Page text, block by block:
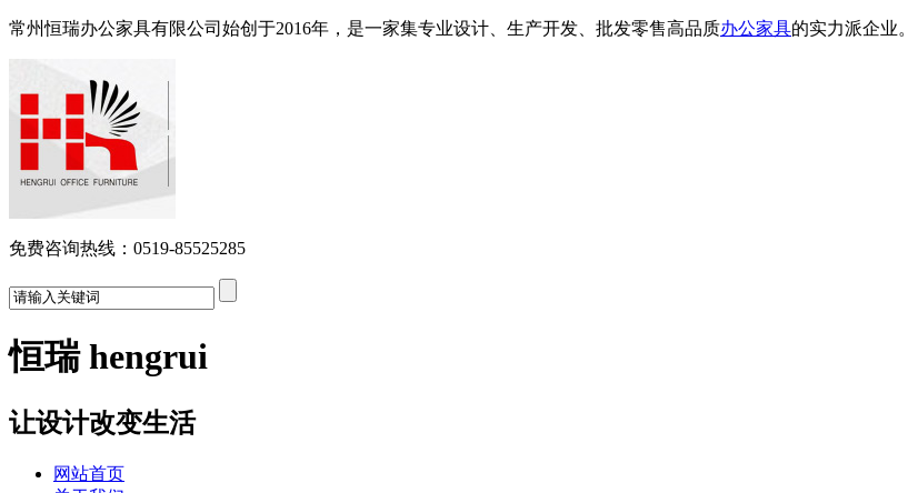
常州恒瑞办公家具有限公司始创于2016年，是一家集专业设计、生产开发、批发零售高品质办公家具的实力派企业。
免费咨询热线：0519-85525285
恒瑞 hengrui
让设计改变生活
网站首页